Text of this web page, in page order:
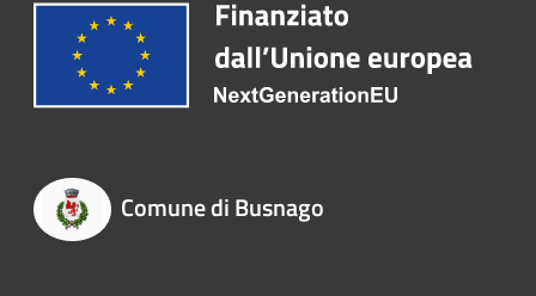
Comune di Busnago